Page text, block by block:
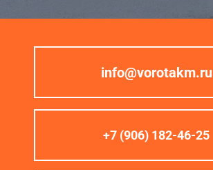
info@vorotakm.ru
+7 (906) 182-46-25